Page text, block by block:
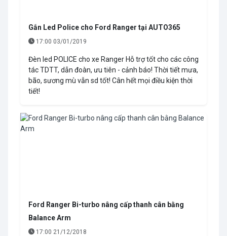
Gắn Led Police cho Ford Ranger tại AUTO365
17:00 03/01/2019
Đèn led POLICE cho xe Ranger Hỗ trợ tốt cho các công
tác TDTT, dẫn đoàn, ưu tiên - cảnh báo! Thời tiết mưa,
bão, sương mù vẫn sd tốt! Cân hết mọi điều kiện thời
tiết!
Ford Ranger Bi-turbo nâng cấp thanh cân bằng
Balance Arm
17:00 21/12/2018